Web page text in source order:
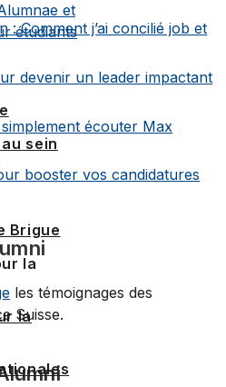
et
étudiants
sein
Brigue
la
la
: Comment j’ai concilié job et
devenir un leader impactant
écouter Max
booster vos candidatures
les témoignages des
Suisse.